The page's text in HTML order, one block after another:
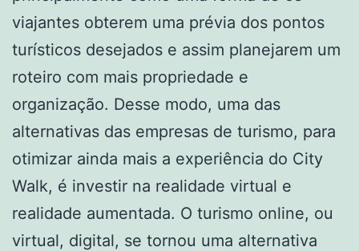
viajantes obterem uma prévia dos pontos
turísticos desejados e assim planejarem um
roteiro com mais propriedade e
organização. Desse modo, uma das
alternativas das empresas de turismo, para
otimizar ainda mais a experiência do City
Walk, é investir na realidade virtual e
realidade aumentada. O turismo online, ou
virtual, digital, se tornou uma alternativa